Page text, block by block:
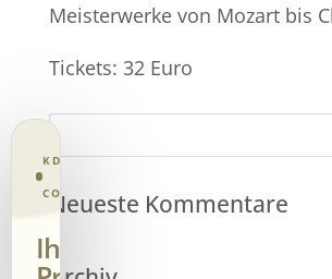
Meisterwerke von Mozart bis
Tickets: 32 Euro
Neueste Kommentare
KD CONSENT · PRIVACY
CONTROL
Ihre